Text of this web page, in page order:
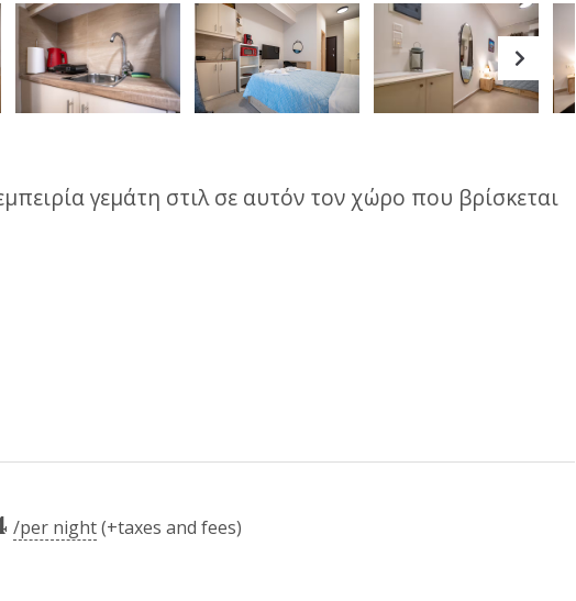
Next
γεμάτη στιλ σε αυτόν τον χώρο που βρίσκεται
per night(+taxes and fees)